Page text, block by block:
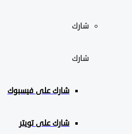
شارك
شارك علىفيسبوك
شارك على تويتر